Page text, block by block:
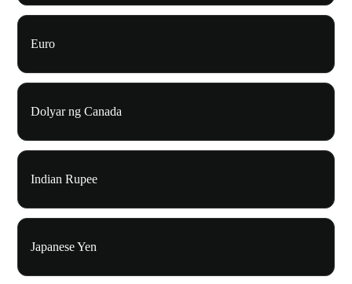
Euro
Dolyar ng Canada
Indian Rupee
Japanese Yen